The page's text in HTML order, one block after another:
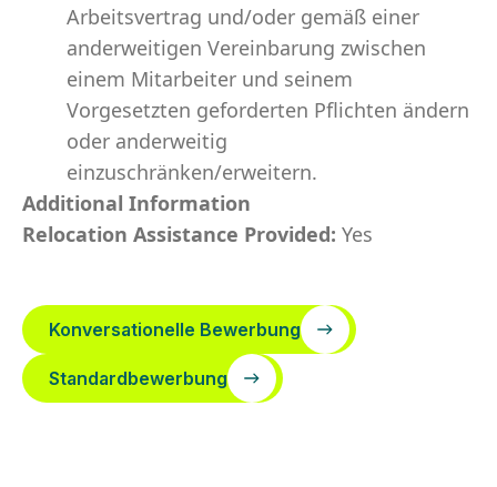
Arbeitsvertrag und/oder gemäß einer
anderweitigen Vereinbarung zwischen
einem Mitarbeiter und seinem
Vorgesetzten geforderten Pflichten ändern
oder anderweitig
einzuschränken/erweitern.
Additional Information
Relocation Assistance Provided: Yes
Konversationelle Bewerbung
Standardbewerbung